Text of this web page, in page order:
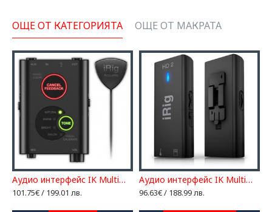
ОЩЕ ОТ КАТЕГОРИЯТА ОЩЕ ОТ МАКРАТА
Аудио интерфейс IK Multimedia iRig Acoustic Stage
101.75€ / 199.01 лв.
Аудио интерфейс IK Multimedia iRig HD 2
96.63€ / 188.99 лв.